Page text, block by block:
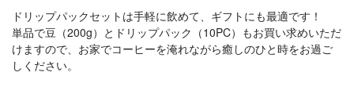
ドリップパックセットは手軽に飲めて、ギフトにも最適です！
単品で豆（200g）とドリップパック（10PC）もお買い求めいただ
けますので、お家でコーヒーを淹れながら癒しのひと時をお過ご
しください。